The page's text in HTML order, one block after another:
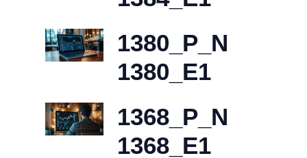
1380_P_N
1380_E1
1368_P_N
1368_E1